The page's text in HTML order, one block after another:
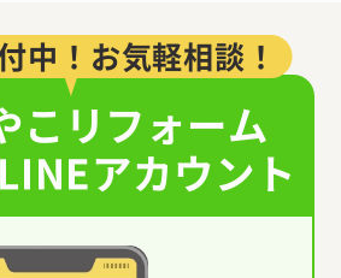
中！お気軽相談！
こリフォーム
アカウント